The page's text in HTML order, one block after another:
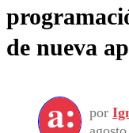
de nueva
por